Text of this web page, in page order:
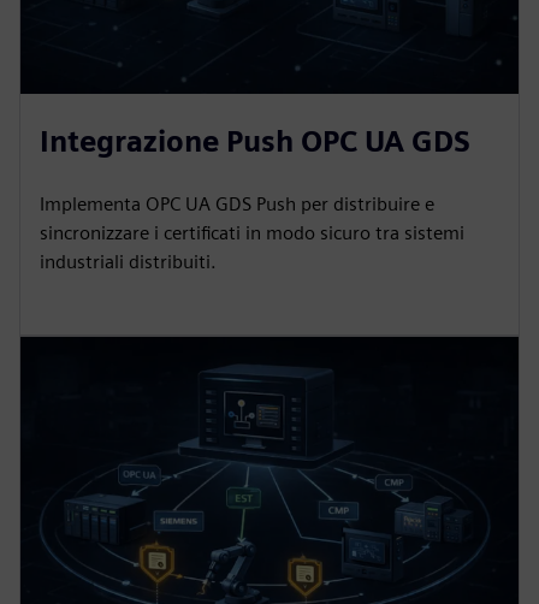
Integrazione Push OPC UA GDS
Implementa OPC UA GDS Push per distribuire e
sincronizzare i certificati in modo sicuro tra sistemi
industriali distribuiti.